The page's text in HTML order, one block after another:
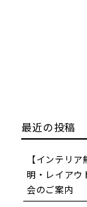
最近の投稿
【インテリ
明・レイアウ
会のご案内